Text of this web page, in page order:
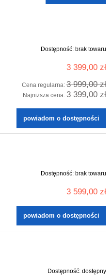
Dostępność: brak towaru
3 399,00 zł
Cena regularna: 3 999,00 zł
Najniższa cena: 3 399,00 zł
powiadom o dostępności
Dostępność: brak towaru
3 599,00 zł
powiadom o dostępności
Dostępność: dostępny